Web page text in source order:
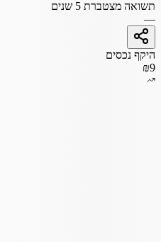
תשואה מצטברת 5 שנים
—
היקף נכסים
₪9